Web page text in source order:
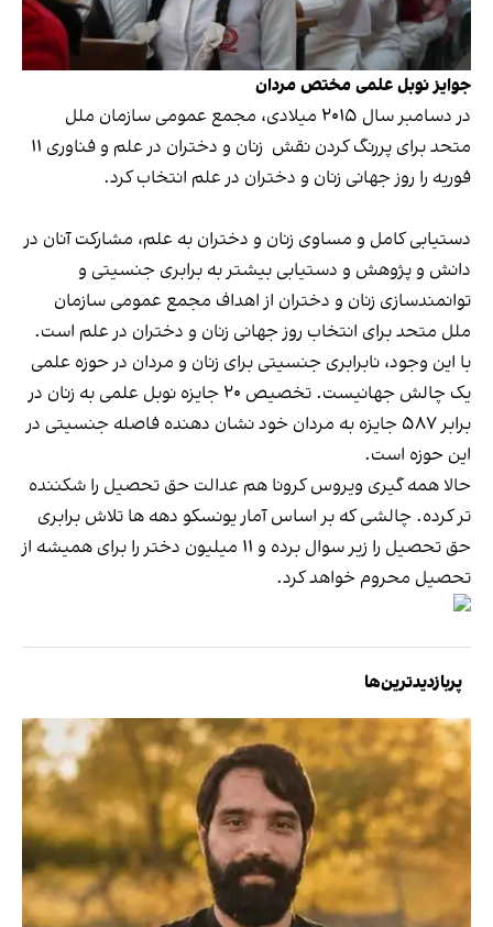
جوایز نوبل علمی مختص مردان
در دسامبر سال ۲۰۱۵ میلادی، مجمع عمومی سازمان ملل
متحد برای پررنگ کردن نقش زنان و دختران در علم و فناوری ۱۱
فوریه را روز جهانی زنان و دختران در علم انتخاب کرد.
دستیابی کامل و مساوی زنان و دختران به علم، مشارکت آنان در
دانش و پژوهش و دستیابی بیشتر به برابری جنسیتی و
توانمندسازی زنان و دختران از اهداف مجمع عمومی سازمان
ملل متحد برای انتخاب روز جهانی زنان و دختران در علم است.
با این وجود، نابرابری جنسیتی برای زنان و مردان در حوزه علمی
یک چالش جهانیست. تخصیص ۲۰ جایزه نوبل علمی به زنان در
برابر ۵۸۷ جایزه به مردان خود نشان دهنده فاصله جنسیتی در
این حوزه است.
حالا همه گیری ویروس کرونا هم عدالت حق تحصیل را شکننده
تر کرده. چالشی که بر اساس آمار یونسکو دهه ها تلاش برابری
حق تحصیل را زیر سوال برده و ۱۱ میلیون دختر را برای همیشه از
تحصیل محروم خواهد کرد.
پربازدیدترین‌ها